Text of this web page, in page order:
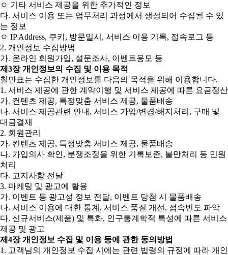
ㅇ 기타 서비스 제공을 위한 추가적인 정보
다. 서비스 이용 또는 업무처리 과정에서 생성되어 수집될 수 있
는 정보
ㅇ IP Address, 쿠키, 방문일시, 서비스 이용 기록, 접속로그 등
2. 개인정보 수집방법
가. 온라인 회원가입, 설문조사, 이벤트응모 등
제3장 개인정보의 수집 및 이용 목적
칠만표는 수집한 개인정보를 다음의 목적을 위해 이용합니다.
1. 서비스 제공에 관한 계약이행 및 서비스 제공에 따른 요금정산
가. 컨텐츠 제공, 특정맞춤 서비스 제공, 물품배송
나. 서비스 제공관련 안내, 서비스 가입/변경/해지처리, 구매 및
대금결재
2. 회원관리
가. 컨텐츠 제공, 특정맞춤 서비스 제공, 물품배송
나. 가입의사 확인, 분쟁조정을 위한 기록보존, 불만처리 등 민원
처리
다. 고지사항 전달
3. 마케팅 및 광고에 활용
가. 이벤트 등 광고성 정보 전달, 이벤트 당첨 시 물품배송
나. 서비스 이용에 대한 통계, 서비스 품질 개선, 접속빈도 파악
다. 신규서비스(제품) 및 특화, 인구통계학적 특성에 따른 서비스
제공 및 광고
제4장 개인정보 수집 및 이용 등에 관한 동의방법
1. 고객님의 개인정보 수집 시에는 관련 법령의 규정에 따라 개인